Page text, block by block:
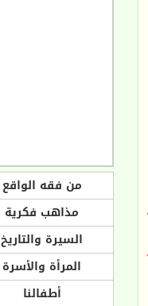
من فقه الواقع
مذاهب فكرية
السيرة والتاريخ
المرأة والأسرة
أطفالنا